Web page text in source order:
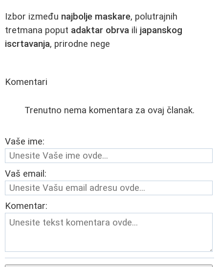
Izbor između najbolje maskare, polutrajnih
tretmana poput adaktar obrva ili japanskog
iscrtavanja, prirodne nege
Komentari
Trenutno nema komentara za ovaj članak.
Vaše ime:
Vaš email:
Komentar: